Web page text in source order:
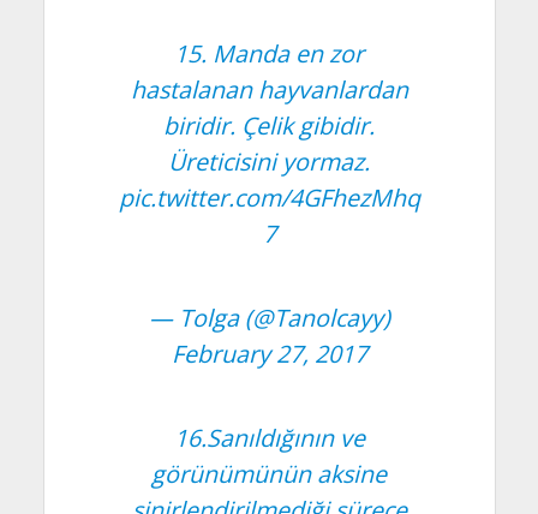
15. Manda en zor
hastalanan hayvanlardan
biridir. Çelik gibidir.
Üreticisini yormaz.
pic.twitter.com/4GFhezMhq
7
— Tolga (@Tanolcayy)
February 27, 2017
16.Sanıldığının ve
görünümünün aksine